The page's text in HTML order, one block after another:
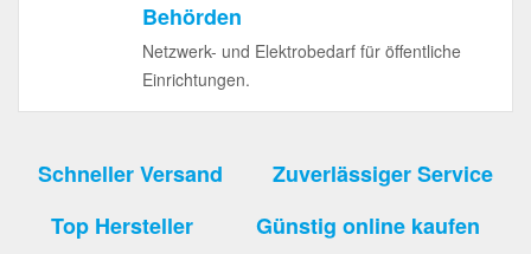
Behörden
Netzwerk- und Elektrobedarf für öffentliche
Einrichtungen.
Schneller Versand
Zuverlässiger Service
Top Hersteller
Günstig online kaufen